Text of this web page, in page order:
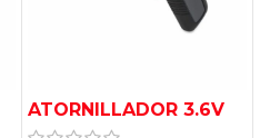
ATORNILLADOR 3.6V
1.3AH POWE00015